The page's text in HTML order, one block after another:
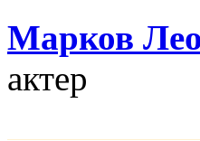
Марков
актер